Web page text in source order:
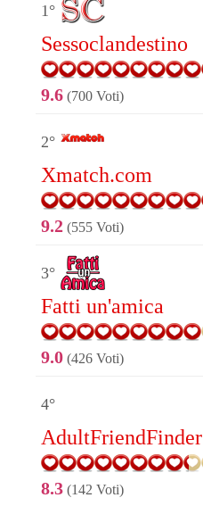
1°
Sessoclandestino
9.6 (700 Voti)
2°
Xmatch.com
9.2 (555 Voti)
3°
Fatti un'amica
9.0 (426 Voti)
4°
AdultFriendFinder
8.3 (142 Voti)